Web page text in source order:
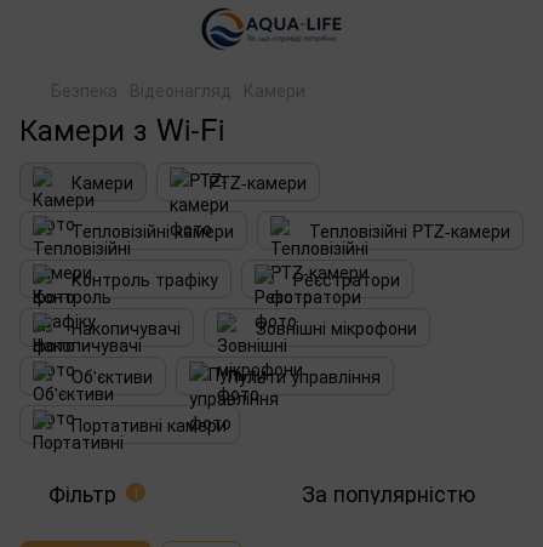
Безпека Відеонагляд Камери
Камери з Wi-Fi
Камери
PTZ-камери
Тепловізійні камери
Тепловізійні PTZ-камери
Контроль трафіку
Реєстратори
Накопичувачі
Зовнішні мікрофони
Об'єктиви
Пульти управління
Портативні камери
Фільтр 1 За популярністю